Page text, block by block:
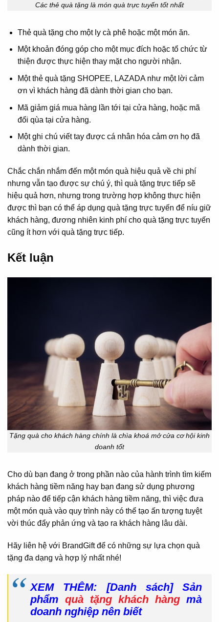
Các thẻ quà tặng là món quà trực tuyến tốt nhất
Thẻ quà tặng cho một ly cà phê hoặc một món ăn.
Một khoản đóng góp cho một mục đích hoặc tổ chức từ
thiện được thực hiện thay mặt cho người nhận.
Một thẻ quà tặng SHOPEE, LAZADA như một lời cảm
ơn vì khách hàng đã dành thời gian cho bạn.
Mã giảm giá mua hàng lần tới tại cửa hàng, hoặc mã
đổi qùa tại cửa hàng.
Một ghi chú viết tay được cá nhân hóa cảm ơn họ đã
dành thời gian.
Chắc chắn nhắm đến một món quà hiệu quả về chi phí
nhưng vẫn tạo được sự chú ý, thì quà tặng trực tiếp sẽ
hiệu quả hơn, nhưng trong trường hợp không thực hiện
được thì bạn có thể áp dụng quà tặng trực tuyến để níu giữ
khách hàng, đương nhiên kinh phí cho quà tặng trực tuyến
cũng ít hơn với quà tặng trực tiếp.
Kết luận
Tặng quà cho khách hàng chính là chìa khoá mở cửa cơ hội kinh
doanh tốt
Cho dù bạn đang ở trong phần nào của hành trình tìm kiếm
khách hàng tiềm năng hay bạn đang sử dụng phương
pháp nào để tiếp cận khách hàng tiềm năng, thì việc đưa
một món quà vào quy trình này có thể tạo ấn tượng tuyệt
vời thúc đẩy phản ứng và tạo ra khách hàng lâu dài.
Hãy liên hệ với BrandGift để có những sự lựa chọn quà
tặng đa dạng và hợp lý nhất nhé!
XEM THÊM: [Danh sách] Sản
phẩm quà tặng khách hàng mà
doanh nghiệp nên biết